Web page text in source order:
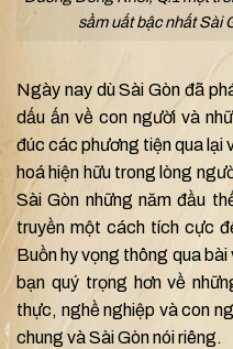
sầm uất bậc nhất Sài
Ngày nay dù Sài Gòn đã
dấu ấn về con người và
đúc các phương tiện qua lại
hoá hiện hữu trong lòng
Sài Gòn những năm đầu
truyền một cách tích cực
Buồn hy vọng thông qua
bạn quý trọng hơn về
thực, nghề nghiệp và con
chung và Sài Gòn nói riêng.